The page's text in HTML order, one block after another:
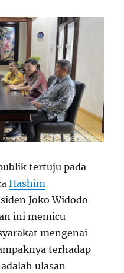
tertuju pada
Hashim
Joko Widodo
ini memicu
mengenai
terhadap
ulasan